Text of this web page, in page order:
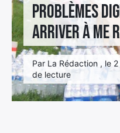
Problèmes
arriver à
Par La Rédaction , le
de lecture